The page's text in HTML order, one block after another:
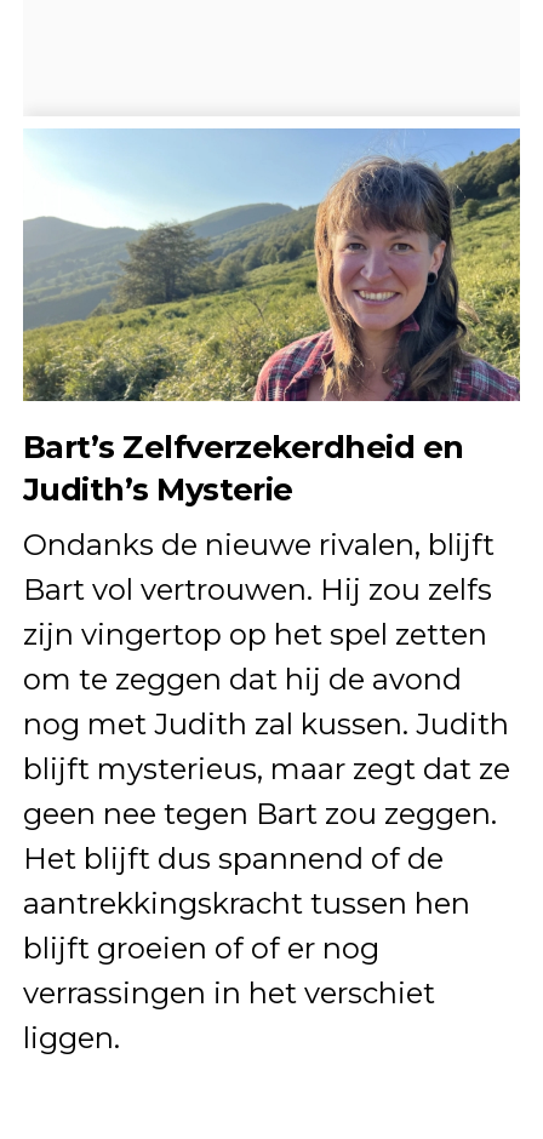
Bart’s Zelfverzekerdheid en
Judith’s Mysterie
Ondanks de nieuwe rivalen, blijft
Bart vol vertrouwen. Hij zou zelfs
zijn vingertop op het spel zetten
om te zeggen dat hij de avond
nog met Judith zal kussen. Judith
blijft mysterieus, maar zegt dat ze
geen nee tegen Bart zou zeggen.
Het blijft dus spannend of de
aantrekkingskracht tussen hen
blijft groeien of of er nog
verrassingen in het verschiet
liggen.